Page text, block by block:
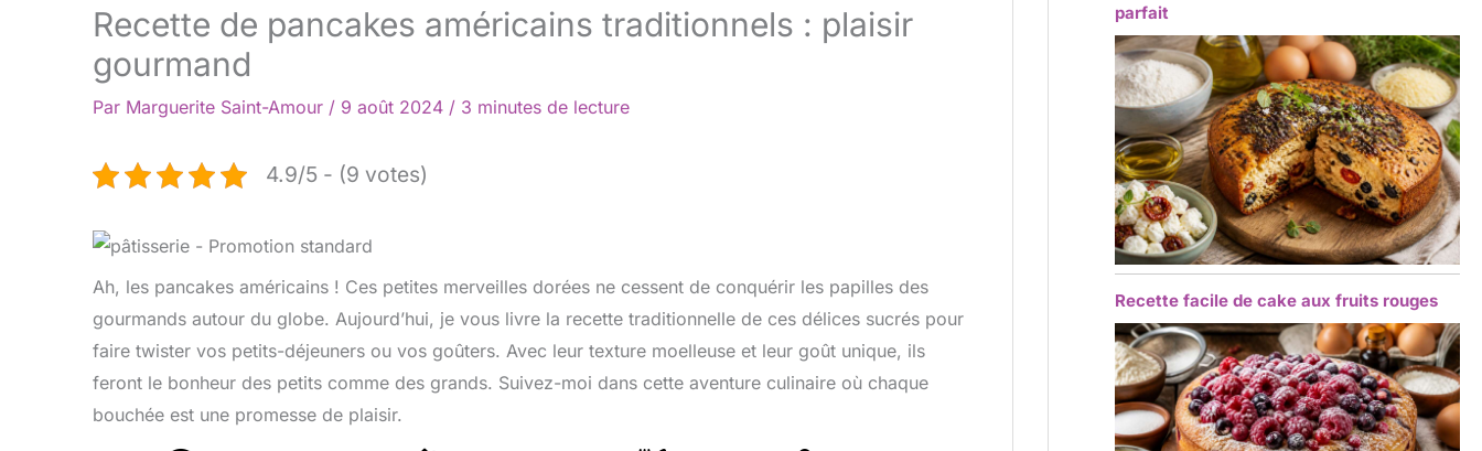
Recette de pancakes américains traditionnels : plaisir
gourmand
Par Marguerite Saint-Amour / 9 août 2024 / 3 minutes de lecture
4.9/5 - (9 votes)
Ah, les pancakes américains ! Ces petites merveilles dorées ne cessent de conquérir les papilles des
gourmands autour du globe. Aujourd’hui, je vous livre la recette traditionnelle de ces délices sucrés pour
faire twister vos petits-déjeuners ou vos goûters. Avec leur texture moelleuse et leur goût unique, ils
feront le bonheur des petits comme des grands. Suivez-moi dans cette aventure culinaire où chaque
bouchée est une promesse de plaisir.
parfait
Recette facile de cake aux fruits rouges